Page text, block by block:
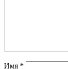
Имя *